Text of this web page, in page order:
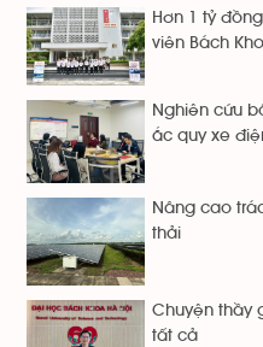
Hơn 1 tỷ
viên Bách
Nghiên cứu
ắc quy xe
Nâng cao
thải
Chuyện thầy
tất cả